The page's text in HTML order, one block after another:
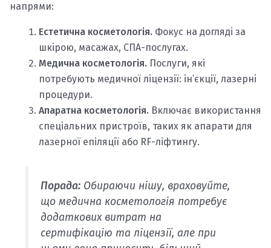
напрями:
Естетична косметологія. Фокус на догляді за
шкірою, масажах, СПА-послугах.
Медична косметологія. Послуги, які
потребують медичної ліцензії: ін’єкції, лазерні
процедури.
Апаратна косметологія. Включає використання
спеціальних пристроїв, таких як апарати для
лазерної епіляції або RF-ліфтингу.
Порада: Обираючи нішу, враховуйте,
що медична косметологія потребує
додаткових витрат на
сертифікацію та ліцензії, але при